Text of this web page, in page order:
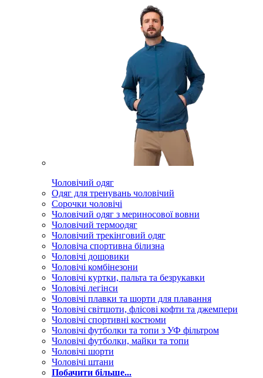
Чоловічий одяг
Одяг для тренувань чоловічий
Сорочки чоловічі
Чоловічий одяг з мериносової вовни
Чоловічий термоодяг
Чоловічий трекінговий одяг
Чоловіча спортивна білизна
Чоловічі дощовики
Чоловічі комбінезони
Чоловічі куртки, пальта та безрукавки
Чоловічі легінси
Чоловічі плавки та шорти для плавання
Чоловічі світшоти, флісові кофти та джемпери
Чоловічі спортивні костюми
Чоловічі футболки та топи з УФ фільтром
Чоловічі футболки, майки та топи
Чоловічі шорти
Чоловічі штани
Побачити більше...